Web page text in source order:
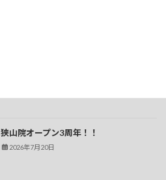
狭山院オープン3周年！！
2026年7月20日